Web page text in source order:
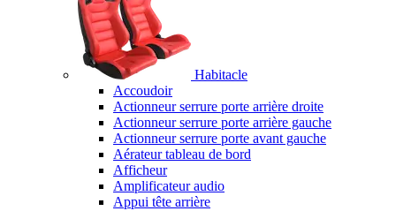
Habitacle
Accoudoir
Actionneur serrure porte arrière droite
Actionneur serrure porte arrière gauche
Actionneur serrure porte avant gauche
Aérateur tableau de bord
Afficheur
Amplificateur audio
Appui tête arrière